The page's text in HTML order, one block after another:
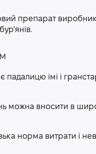
препарат
імі і
можна вносити в
норма витрати і